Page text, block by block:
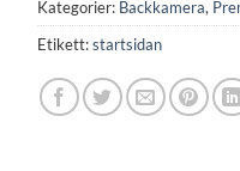
Kategorier: Backkamera,
Etikett:startsidan